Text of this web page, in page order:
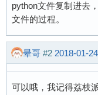
python文件复制进去
文件的过程。
晕哥 #2 2018-01-
可以哦，我记得荔枝